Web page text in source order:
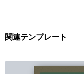
関連テンプレート